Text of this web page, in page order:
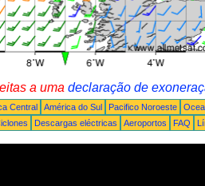
a uma declaração de
Central América do Sul Pacifico Noroeste
Descargas eléctricas Aeroportos FAQ